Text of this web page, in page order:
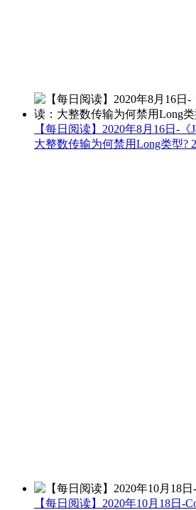
【每日阅读】2020年8月16日-《
大整数传输为何禁用Long类型?
【每日阅读】2020年10月18日-